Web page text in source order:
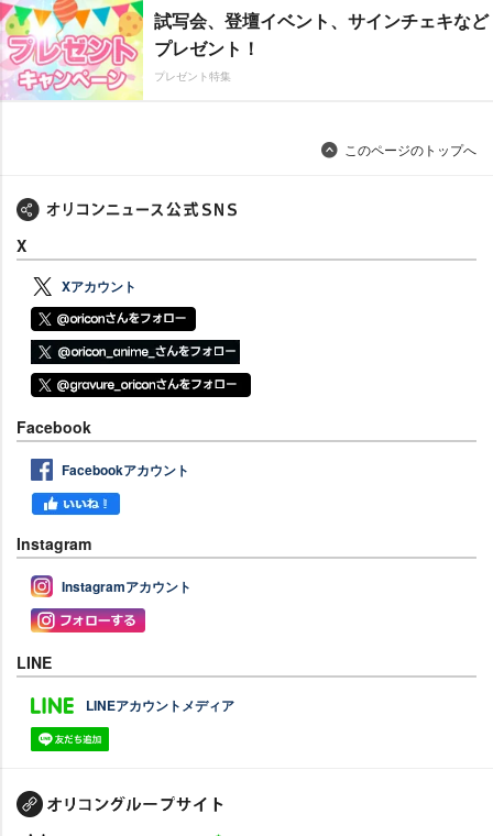
試写会、登壇イベント、サインチェキなど
プレゼント！
プレゼント特集
このページのトップへ
X
Xアカウント
Facebook
Facebookアカウント
Instagram
Instagramアカウント
LINE
LINEアカウントメディア